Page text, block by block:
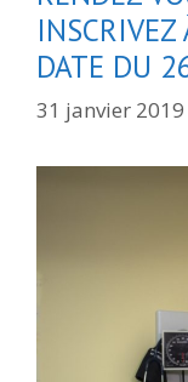
INSCRIVEZ
DATE DU
31 janvier 2019